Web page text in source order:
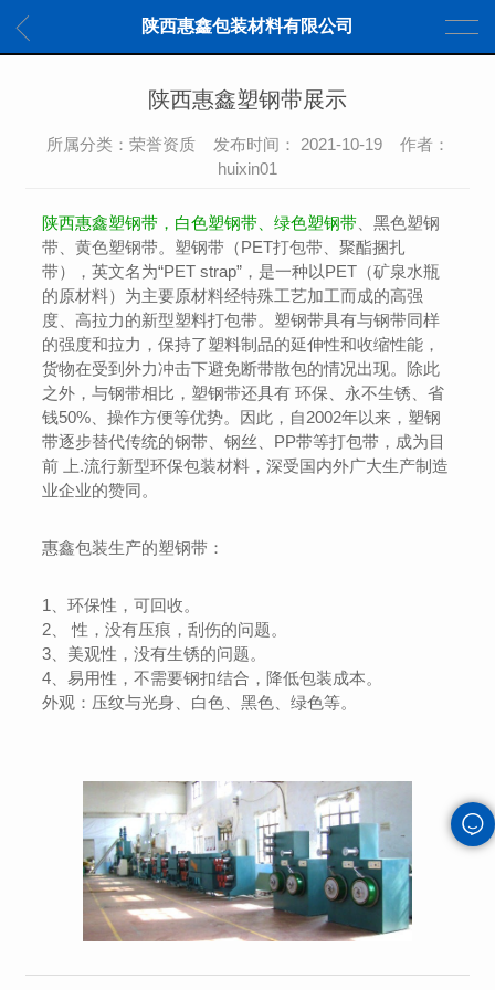
陕西惠鑫包装材料有限公司
陕西惠鑫塑钢带展示
所属分类：荣誉资质 发布时间： 2021-10-19 作者：
huixin01
陕西惠鑫塑钢带，白色塑钢带、绿色塑钢带 、黑色塑钢
带、黄色塑钢带。塑钢带（PET打包带、聚酯捆扎
带），英文名为“PET strap”，是一种以PET（矿泉水瓶
的原材料）为主要原材料经特殊工艺加工而成的高强
度、高拉力的新型塑料打包带。塑钢带具有与钢带同样
的强度和拉力，保持了塑料制品的延伸性和收缩性能，
货物在受到外力冲击下避免断带散包的情况出现。除此
之外，与钢带相比，塑钢带还具有 环保、永不生锈、省
钱50%、操作方便等优势。因此，自2002年以来，塑钢
带逐步替代传统的钢带、钢丝、PP带等打包带，成为目
前 上.流行新型环保包装材料，深受国内外广大生产制造
业企业的赞同。
惠鑫包装生产的塑钢带：
1、环保性，可回收。
2、 性，没有压痕，刮伤的问题。
3、美观性，没有生锈的问题。
4、易用性，不需要钢扣结合，降低包装成本。
外观：压纹与光身、白色、黑色、绿色等。